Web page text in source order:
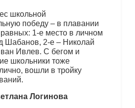
школьной
победу – в плавании
1-е место в личном
Шабанов, 2-е – Николай
Ивлев. С бегом и
школьники тоже
вошли в тройку
Логинова